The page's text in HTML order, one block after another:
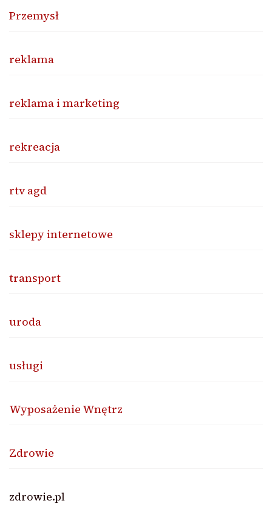
Przemysł
reklama
reklama i marketing
rekreacja
rtv agd
sklepy internetowe
transport
uroda
usługi
Wyposażenie Wnętrz
Zdrowie
zdrowie.pl